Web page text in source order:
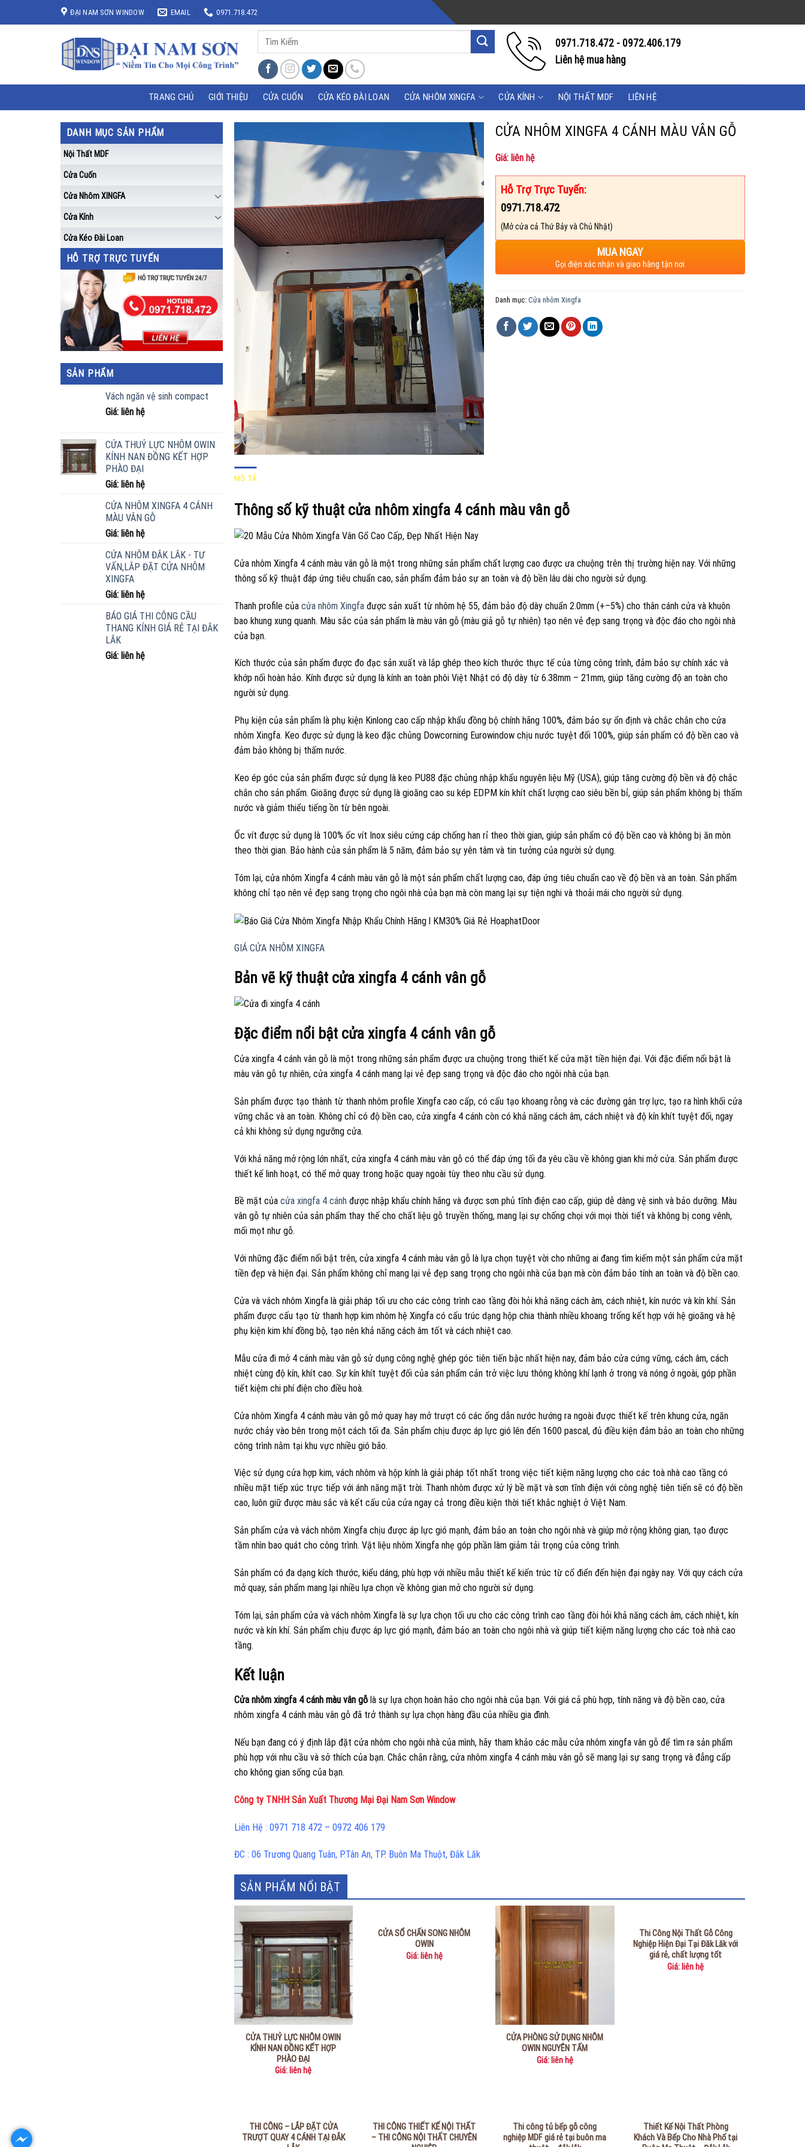
to
ĐẠI NAM SƠN WINDOW EMAIL 0971.718.472
Tìm
0971.718.472 - 0972.406.179
Liên hệ mua hàng
TRANG CHỦ GIỚI THIỆU CỬA CUỐN CỬA KÉO ĐÀI LOAN CỬA NHÔM XINGFA CỬA KÍNH NỘI THẤT MDF LIÊN HỆ
DANH MỤC SẢN PHẨM
Nội Thất MDF
Cửa Cuốn
Cửa Nhôm XINGFA
Cửa Kính
Cửa Kéo Đài Loan
HỖ TRỢ TRỰC TUYẾN
SẢN PHẨM
Vách ngăn vệ sinh compact
Giá: liên hệ
CỬA THUỶ LỰC NHÔM OWIN
KÍNH NAN ĐỒNG KẾT HỢP
PHÀO ĐẠI
Giá: liên hệ
CỬA NHÔM XINGFA 4 CÁNH
MÀU VÂN GỖ
Giá: liên hệ
CỬA NHÔM ĐẮK LẮK - TƯ
VẤN,LẮP ĐẶT CỬA NHÔM
XINGFA
Giá: liên hệ
BÁO GIÁ THI CÔNG CẦU
THANG KÍNH GIÁ RẺ TẠI ĐẮK
LẮK
Giá: liên hệ
CỬA NHÔM XINGFA 4 CÁNH MÀU VÂN GỖ
Giá: liên hệ
Hỗ Trợ Trực Tuyến:
0971.718.472
(Mở cửa cả Thứ Bảy và Chủ Nhật)
MUA NGAY
Gọi điện xác nhận và giao hàng tận nơi
Danh mục:Cửa nhôm Xingfa
MÔ TẢ
Thông số kỹ thuật cửa nhôm xingfa 4 cánh màu vân gỗ
Cửa nhôm Xingfa 4 cánh màu vân gỗ là một trong những sản phẩm chất lượng cao được ưa chuộng trên thị trường hiện nay. Với những
thông số kỹ thuật đáp ứng tiêu chuẩn cao, sản phẩm đảm bảo sự an toàn và độ bền lâu dài cho người sử dụng.
Thanh profile củacửa nhôm Xingfađược sản xuất từ nhôm hệ 55, đảm bảo độ dày chuẩn 2.0mm (+–5%) cho thân cánh cửa và khuôn
bao khung xung quanh. Màu sắc của sản phẩm là màu vân gỗ (màu giả gỗ tự nhiên) tạo nên vẻ đẹp sang trọng và độc đáo cho ngôi nhà
của bạn.
Kích thước của sản phẩm được đo đạc sản xuất và lắp ghép theo kích thước thực tế của từng công trình, đảm bảo sự chính xác và
khớp nối hoàn hảo. Kính được sử dụng là kính an toàn phôi Việt Nhật có độ dày từ 6.38mm – 21mm, giúp tăng cường độ an toàn cho
người sử dụng.
Phụ kiện của sản phẩm là phụ kiện Kinlong cao cấp nhập khẩu đồng bộ chính hãng 100%, đảm bảo sự ổn định và chắc chắn cho cửa
nhôm Xingfa. Keo được sử dụng là keo đặc chủng Dowcorning Eurowindow chịu nước tuyệt đối 100%, giúp sản phẩm có độ bền cao và
đảm bảo không bị thấm nước.
Keo ép góc của sản phẩm được sử dụng là keo PU88 đặc chủng nhập khẩu nguyên liệu Mỹ (USA), giúp tăng cường độ bền và độ chắc
chắn cho sản phẩm. Gioăng được sử dụng là gioăng cao su kép EDPM kín khít chất lượng cao siêu bền bỉ, giúp sản phẩm không bị thấm
nước và giảm thiểu tiếng ồn từ bên ngoài.
Ốc vít được sử dụng là 100% ốc vít Inox siêu cứng cáp chống han rỉ theo thời gian, giúp sản phẩm có độ bền cao và không bị ăn mòn
theo thời gian. Bảo hành của sản phẩm là 5 năm, đảm bảo sự yên tâm và tin tưởng của người sử dụng.
Tóm lại, cửa nhôm Xingfa 4 cánh màu vân gỗ là một sản phẩm chất lượng cao, đáp ứng tiêu chuẩn cao về độ bền và an toàn. Sản phẩm
không chỉ tạo nên vẻ đẹp sang trọng cho ngôi nhà của bạn mà còn mang lại sự tiện nghi và thoải mái cho người sử dụng.
GIÁ CỬA NHÔM XINGFA
Bản vẽ kỹ thuật cửa xingfa 4 cánh vân gỗ
Đặc điểm nổi bật cửa xingfa 4 cánh vân gỗ
Cửa xingfa 4 cánh vân gỗ là một trong những sản phẩm được ưa chuộng trong thiết kế cửa mặt tiền hiện đại. Với đặc điểm nổi bật là
màu vân gỗ tự nhiên, cửa xingfa 4 cánh mang lại vẻ đẹp sang trọng và độc đáo cho ngôi nhà của bạn.
Sản phẩm được tạo thành từ thanh nhôm profile Xingfa cao cấp, có cấu tạo khoang rỗng và các đường gân trợ lực, tạo ra hình khối cửa
vững chắc và an toàn. Không chỉ có độ bền cao, cửa xingfa 4 cánh còn có khả năng cách âm, cách nhiệt và độ kín khít tuyệt đối, ngay
cả khi không sử dụng ngưỡng cửa.
Với khả năng mở rộng lớn nhất, cửa xingfa 4 cánh màu vân gỗ có thể đáp ứng tối đa yêu cầu về không gian khi mở cửa. Sản phẩm được
thiết kế linh hoạt, có thể mở quay trong hoặc quay ngoài tùy theo nhu cầu sử dụng.
Bề mặt của cửa xingfa 4 cánh được nhập khẩu chính hãng và được sơn phủ tĩnh điện cao cấp, giúp dễ dàng vệ sinh và bảo dưỡng. Màu
vân gỗ tự nhiên của sản phẩm thay thế cho chất liệu gỗ truyền thống, mang lại sự chống chọi với mọi thời tiết và không bị cong vênh,
mối mọt như gỗ.
Với những đặc điểm nổi bật trên, cửa xingfa 4 cánh màu vân gỗ là lựa chọn tuyệt vời cho những ai đang tìm kiếm một sản phẩm cửa mặt
tiền đẹp và hiện đại. Sản phẩm không chỉ mang lại vẻ đẹp sang trọng cho ngôi nhà của bạn mà còn đảm bảo tính an toàn và độ bền cao.
Cửa và vách nhôm Xingfa là giải pháp tối ưu cho các công trình cao tầng đòi hỏi khả năng cách âm, cách nhiệt, kín nước và kín khí. Sản
phẩm được cấu tạo từ thanh hợp kim nhôm hệ Xingfa có cấu trúc dạng hộp chia thành nhiều khoang trống kết hợp với hệ gioăng và hệ
phụ kiện kim khí đồng bộ, tạo nên khả năng cách âm tốt và cách nhiệt cao.
Mẫu cửa đi mở 4 cánh màu vân gỗ sử dụng công nghệ ghép góc tiên tiến bậc nhất hiện nay, đảm bảo cửa cứng vững, cách âm, cách
nhiệt cùng độ kín, khít cao. Sự kín khít tuyệt đối của sản phẩm cản trở việc lưu thông không khí lạnh ở trong và nóng ở ngoài, góp phần
tiết kiệm chi phí điện cho điều hoà.
Cửa nhôm Xingfa 4 cánh màu vân gỗ mở quay hay mở trượt có các ống dẫn nước hướng ra ngoài được thiết kế trên khung cửa, ngăn
nước chảy vào bên trong một cách tối đa. Sản phẩm chịu được áp lực gió lên đến 1600 pascal, đủ điều kiện đảm bảo an toàn cho những
công trình nằm tại khu vực nhiều gió bão.
Việc sử dụng cửa hợp kim, vách nhôm và hộp kính là giải pháp tốt nhất trong việc tiết kiệm năng lượng cho các toà nhà cao tầng có
nhiều mặt tiếp xúc trực tiếp với ánh năng mặt trời. Thanh nhôm được xử lý bề mặt và sơn tĩnh điện với công nghệ tiên tiến sẽ có độ bền
cao, luôn giữ được màu sắc và kết cấu của cửa ngay cả trong điều kiện thời tiết khắc nghiệt ở Việt Nam.
Sản phẩm cửa và vách nhôm Xingfa chịu được áp lực gió mạnh, đảm bảo an toàn cho ngôi nhà và giúp mở rộng không gian, tạo được
tầm nhìn bao quát cho công trình. Vật liệu nhôm Xingfa nhẹ góp phần làm giảm tải trọng của công trình.
Sản phẩm có đa dạng kích thước, kiểu dáng, phù hợp với nhiều mẫu thiết kế kiến trúc từ cổ điển đến hiện đại ngày nay. Với quy cách cửa
mở quay, sản phẩm mang lại nhiều lựa chọn về không gian mở cho người sử dụng.
Tóm lại, sản phẩm cửa và vách nhôm Xingfa là sự lựa chọn tối ưu cho các công trình cao tầng đòi hỏi khả năng cách âm, cách nhiệt, kín
nước và kín khí. Sản phẩm chịu được áp lực gió mạnh, đảm bảo an toàn cho ngôi nhà và giúp tiết kiệm năng lượng cho các toà nhà cao
tầng.
Kết luận
Cửa nhôm xingfa 4 cánh màu vân gỗlà sự lựa chọn hoàn hảo cho ngôi nhà của bạn. Với giá cả phù hợp, tính năng và độ bền cao, cửa
nhôm xingfa 4 cánh màu vân gỗ đã trở thành sự lựa chọn hàng đầu của nhiều gia đình.
Nếu bạn đang có ý định lắp đặt cửa nhôm cho ngôi nhà của mình, hãy tham khảo các mẫu cửa nhôm xingfa vân gỗ để tìm ra sản phẩm
phù hợp với nhu cầu và sở thích của bạn. Chắc chắn rằng, cửa nhôm xingfa 4 cánh màu vân gỗ sẽ mang lại sự sang trọng và đẳng cấp
cho không gian sống của bạn.
Công ty TNHH Sản Xuất Thương Mại Đại Nam Sơn Window
Liên Hệ : 0971 718 472 – 0972 406 179
ĐC : 06 Trương Quang Tuân, P.Tân An, TP. Buôn Ma Thuột, Đắk Lăk
SẢN PHẨM NỔI BẬT
CỬA THUỶ LỰC NHÔM OWIN
KÍNH NAN ĐỒNG KẾT HỢP
PHÀO ĐẠI
Giá: liên hệ
CỬA SỔ CHẤN SONG NHÔM
OWIN
Giá: liên hệ
CỬA PHÒNG SỬ DỤNG NHÔM
OWIN NGUYÊN TẤM
Giá: liên hệ
Thi Công Nội Thất Gỗ Công
Nghiệp Hiện Đại Tại Đăk Lăk với
giá rẻ, chất lượng tốt
Giá: liên hệ
THI CÔNG – LẮP ĐẶT CỬA
TRƯỢT QUAY 4 CÁNH TẠI ĐẮK
THI CÔNG THIẾT KẾ NỘI THẤT
– THI CÔNG NỘI THẤT CHUYÊN
Thi công tủ bếp gỗ công
nghiệp MDF giá rẻ tại buôn ma
Thiết Kế Nội Thất Phòng
Khách Và Bếp Cho Nhà Phố tại